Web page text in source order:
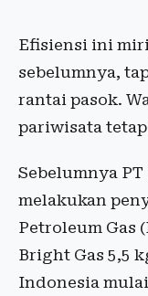
Efisiensi ini
sebelumnya,
rantai pasok.
pariwisata
Sebelumnya
melakukan
Petroleum Gas
Bright Gas 5,5
Indonesia